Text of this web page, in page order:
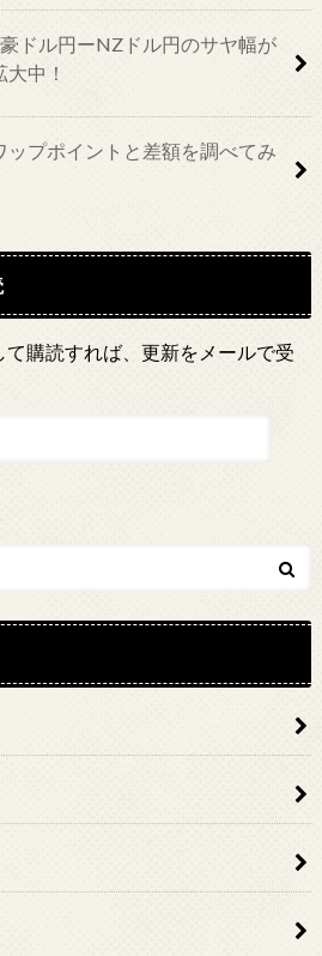
ドル円ーNZドル円のサヤ幅が
中！
ップポイントと差額を調べてみ
て購読すれば、更新をメールで受